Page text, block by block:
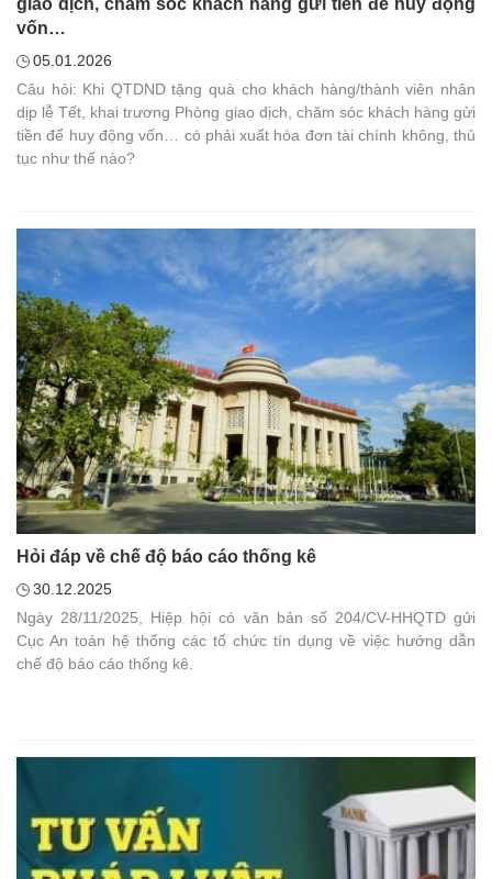
giao dịch, chăm sóc khách hàng gửi tiền để huy động
vốn…
05.01.2026
Câu hỏi: Khi QTDND tặng quà cho khách hàng/thành viên nhân
dịp lễ Tết, khai trương Phòng giao dịch, chăm sóc khách hàng gửi
tiền để huy động vốn… có phải xuất hóa đơn tài chính không, thủ
tục như thế nào?
Hỏi đáp về chế độ báo cáo thống kê
30.12.2025
Ngày 28/11/2025, Hiệp hội có văn bản số 204/CV-HHQTD gửi
Cục An toán hệ thống các tổ chức tín dụng về việc hướng dẫn
chế độ báo cáo thống kê.